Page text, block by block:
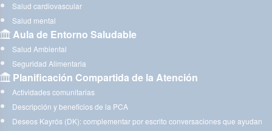
Salud cardiovascular
Salud mental
Aula de Entorno Saludable
Salud Ambiental
Seguridad Alimentaria
Planificación Compartida de la Atención
Actividades comunitarias
Descripción y beneficios de la PCA
Deseos Kayrós (DK): complementar por escrito conversaciones que ayudan